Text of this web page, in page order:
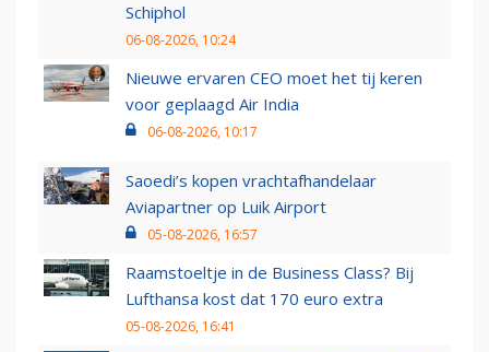
Schiphol
06-08-2026, 10:24
Nieuwe ervaren CEO moet het tij keren
voor geplaagd Air India
06-08-2026, 10:17
Saoedi’s kopen vrachtafhandelaar
Aviapartner op Luik Airport
05-08-2026, 16:57
Raamstoeltje in de Business Class? Bij
Lufthansa kost dat 170 euro extra
05-08-2026, 16:41